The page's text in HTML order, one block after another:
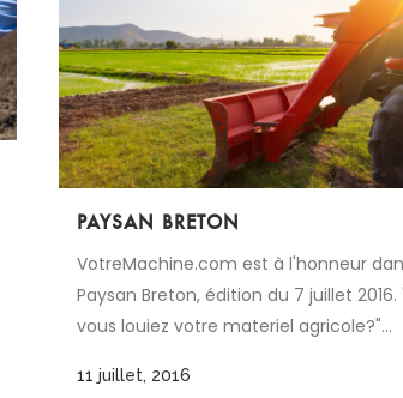
PAYSAN BRETON
VotreMachine.com est à l'honneur
Paysan Breton, édition du 7 juillet 2016.
vous louiez votre materiel agricole?"...
11 juillet, 2016